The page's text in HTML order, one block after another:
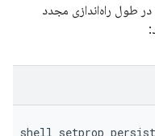
طول راه‌اندازی مجدد